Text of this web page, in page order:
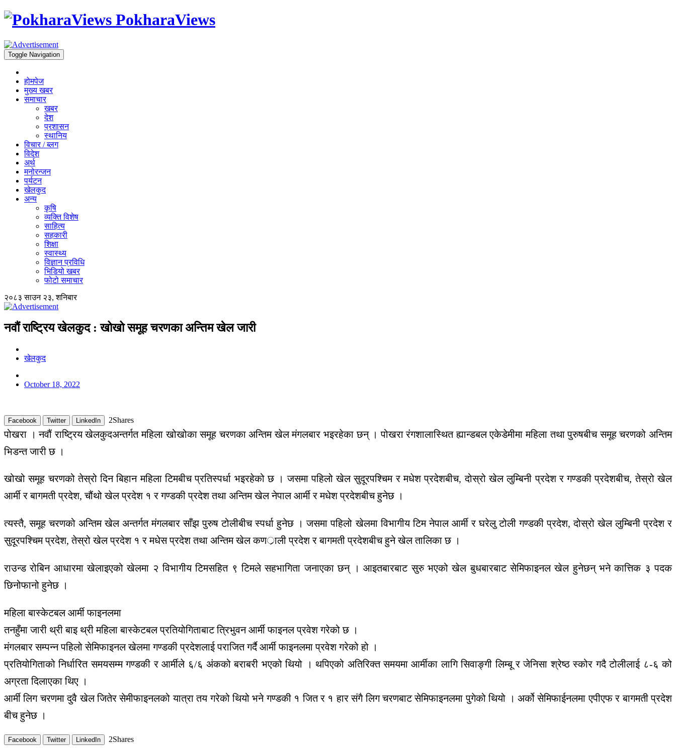
PokharaViews
Toggle Navigation
होमपेज
मुख्य खबर
समाचार
खबर
देश
प्रशासन
स्थानिय
विचार / ब्लग
विदेश
अर्थ
मनोरन्जन
पर्यटन
खेलकुद
अन्य
कृषि
व्यक्ति विशेष
साहित्य
सहकारी
शिक्षा
स्वास्थ्य
विज्ञान प्रविधि
भिडियो खबर
फोटो समाचार
२०८३ साउन २३, शनिबार
नवौं राष्ट्रिय खेलकुद : खोखो समूह चरणका अन्तिम खेल जारी
खेलकुद
October 18, 2022
Facebook Twitter LinkedIn 2Shares
पोखरा । नवौं राष्ट्रिय खेलकुदअन्तर्गत महिला खोखोका समूह चरणका अन्तिम खेल मंगलबार भइरहेका छन् । पोखरा रंगशालास्थित ह्यान्डबल एकेडेमीमा महिला तथा पुरुषबीच समूह चरणको अन्तिम
भिडन्त जारी छ ।
खोखो समूह चरणको तेस्रो दिन बिहान महिला टिमबीच प्रतिस्पर्धा भइरहेको छ । जसमा पहिलो खेल सुदूरपश्चिम र मधेश प्रदेशबीच, दोस्रो खेल लुम्बिनी प्रदेश र गण्डकी प्रदेशबीच, तेस्रो खेल
आर्मी र बागमती प्रदेश, चौंथो खेल प्रदेश १ र गण्डकी प्रदेश तथा अन्तिम खेल नेपाल आर्मी र मधेश प्रदेशबीच हुनेछ ।
त्यस्तै, समूह चरणको अन्तिम खेल अन्तर्गत मंगलबार साँझ पुरुष टोलीबीच स्पर्धा हुनेछ । जसमा पहिलो खेलमा विभागीय टिम नेपाल आर्मी र घरेलु टोली गण्डकी प्रदेश, दोस्रो खेल लुम्बिनी प्रदेश र
सुदूरपश्चिम प्रदेश, तेस्रो खेल प्रदेश १ र मधेस प्रदेश तथा अन्तिम खेल कणर्ाली प्रदेश र बागमती प्रदेशबीच हुने खेल तालिका छ ।
राउन्ड रोबिन आधारमा खेलाइएको खेलमा २ विभागीय टिमसहित ९ टिमले सहभागिता जनाएका छन् । आइतबारबाट सुरु भएको खेल बुधबारबाट सेमिफाइनल खेल हुनेछन् भने कात्तिक ३ पदक
छिनोफानो हुनेछ ।
महिला बास्केटबल आर्मी फाइनलमा
तनहुँमा जारी थ्री बाइ थ्री महिला बास्केटबल प्रतियोगिताबाट त्रिभुवन आर्मी फाइनल प्रवेश गरेको छ ।
मंगलबार सम्पन्न पहिलो सेमिफाइनल खेलमा गण्डकी प्रदेशलाई पराजित गर्दै आर्मी फाइनलमा प्रवेश गरेको हो ।
प्रतियोगिताको निर्धारित समयसम्म गण्डकी र आर्मीले ६/६ अंकको बराबरी भएको थियो । थपिएको अतिरिक्त समयमा आर्मीका लागि सिवाङ्गी लिम्बू र जेनिसा श्रेष्ठ स्कोर गदै टोलीलाई ८-६ को
अग्रता दिलाएका थिए ।
आर्मी लिग चरणमा दुवै खेल जितेर सेमीफाइनलको यात्रा तय गरेको थियो भने गण्डकी १ जित र १ हार संगै लिग चरणबाट सेमिफाइनलमा पुगेको थियो । अर्को सेमिफाईनलमा एपीएफ र बागमती प्रदेश
बीच हुनेछ ।
Facebook Twitter LinkedIn 2Shares